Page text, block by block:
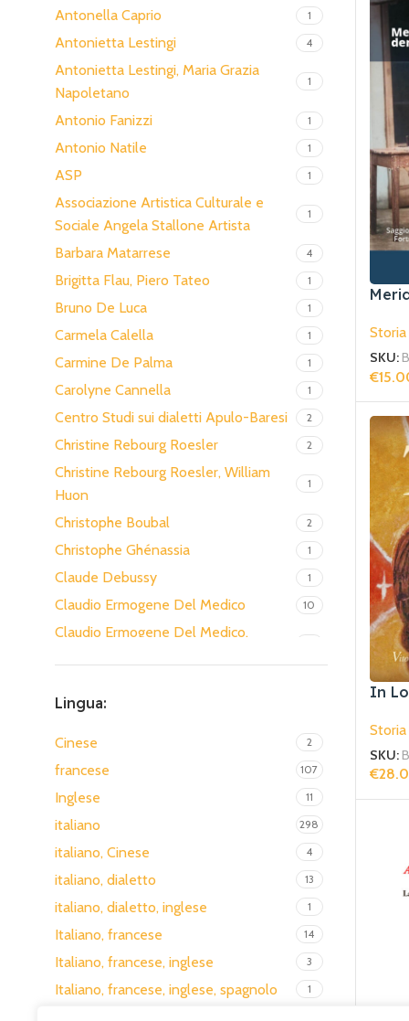
Antonella Caprio 1
Antonietta Lestingi 4
Antonietta Lestingi, Maria Grazia
Napoletano
1
Antonio Fanizzi 1
Antonio Natile 1
ASP 1
Associazione Artistica Culturale e
Sociale Angela Stallone Artista
1
Barbara Matarrese 4
Brigitta Flau, Piero Tateo 1
Bruno De Luca 1
Carmela Calella 1
Carmine De Palma 1
Carolyne Cannella 1
Centro Studi sui dialetti Apulo-Baresi 2
Christine Rebourg Roesler 2
Christine Rebourg Roesler, William
Huon
1
Christophe Boubal 2
Christophe Ghénassia 1
Claude Debussy 1
Claudio Ermogene Del Medico 10
Claudio Ermogene Del Medico,
Daniel-Henri Pageaux
Daniela Ventura, Jorge Juan Vega Y
Vega
1
Davide Gigante 1
Diana Del Mastro, Wiesaw Dyk 1
Domenico Cavallo 1
Domenico Forti; Mario Gabriele;
Francesco Galassi; Pietro Gigante;
Giovanni L.
1
Domenico Gabrielli 1
Dominique Jean Paul Stanisci 2
Donato Bagnardi 2
Lingua:
Cinese 2
francese 107
Inglese 11
italiano 298
italiano, Cinese 4
italiano, dialetto 13
italiano, dialetto, inglese 1
Italiano, francese 14
Italiano, francese, inglese 3
Italiano, francese, inglese, spagnolo 1
Storia
SKU:
€
In
Storia
SKU:
€